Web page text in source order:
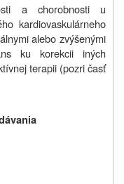
a chorobnosti u
kardiovaskulárneho
alebo zvýšenými
ku korekcii iných
terapii (pozri časť